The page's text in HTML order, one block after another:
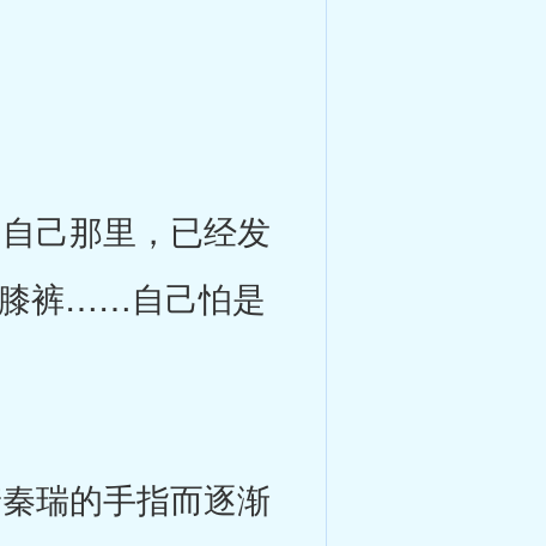
己那里，已经发
膝裤……自己怕是
瑞的手指而逐渐